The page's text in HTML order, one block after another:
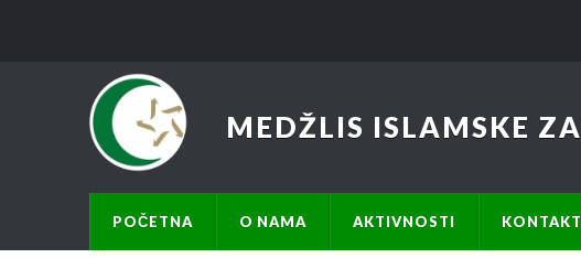
MEDŽLIS ISLAMSKE
POČETNA O NAMA AKTIVNOSTI